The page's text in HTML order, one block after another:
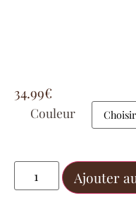
34.99€
Couleur
Ajouter